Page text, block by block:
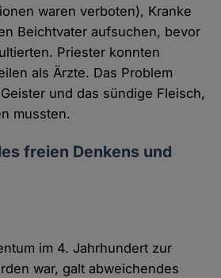
waren verboten), Kranke
Beichtvater aufsuchen, bevor
Priester konnten
als Ärzte. Das Problem
und das sündige Fleisch,
mussten.
freien Denkens und
im 4. Jahrhundert zur
war, galt abweichendes